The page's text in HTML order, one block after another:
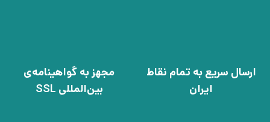
ارسال سریع به تمام نقاط
ایران
مجهز به گواهینامه‌ی
بین‌المللی SSL